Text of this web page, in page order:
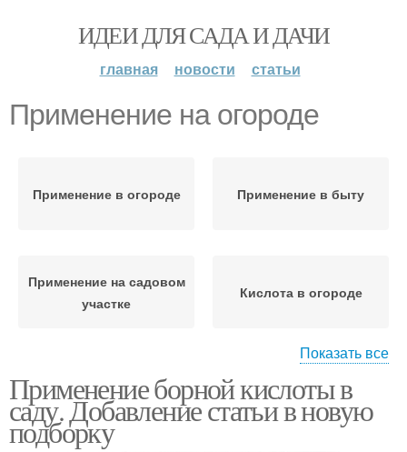
ИДЕИ ДЛЯ САДА И ДАЧИ
главная новости статьи
Применение на огороде
Применение в огороде Применение в быту
Применение на садовом
участке
Кислота в огороде
Удобрение на огороде
применению
Показать все
Применение борной кислоты в
саду. Добавление статьи в новую
подборку